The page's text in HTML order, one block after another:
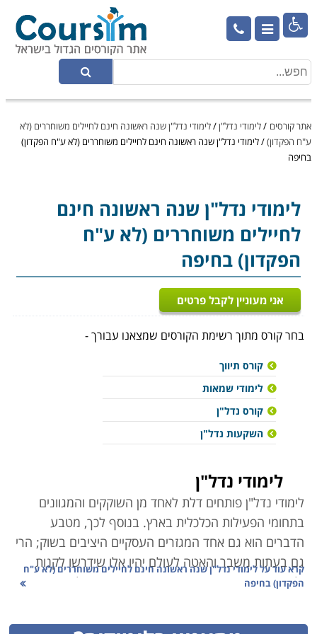

אתר קורסים /לימודי נדל"ן/לימודי נדל"ן שנה ראשונה חינם לחיילים משוחררים (לא
ע"ח הפקדון)/לימודי נדל"ן שנה ראשונה חינם לחיילים משוחררים (לא ע"ח הפקדון)
בחיפה
לימודי נדל"ן שנה ראשונה חינם
לחיילים משוחררים (לא ע"ח
הפקדון) בחיפה
אני מעוניין לקבל פרטים
בחר קורס מתוך רשימת הקורסים שמצאנו עבורך -
קורס תיווך
לימודי שמאות
קורס נדל"ן
השקעות נדל"ן
לימודי נדל"ן
לימודי נדל"ן פותחים דלת לאחד מן השוקקים והמגוונים
בתחומי הפעילות הכלכלית בארץ. בנוסף לכך, מטבע
הדברים הוא גם אחד המגזרים העסקיים היציבים בשוק; הרי
גם בעתות משבר והאטה לעולם יהיו אלו שידרשו לקנות
ולמכור נכסים. היזמות בתחום מתאפיינת בפעילות ארוכת
בפעילות, הרי גם מכירה בהפסד, או אפילו פשיטת רגל הן
קרא עוד עללימודי נדל"ן שנה ראשונה חינם לחיילים משוחררים (לא ע"ח
הפקדון) בחיפה